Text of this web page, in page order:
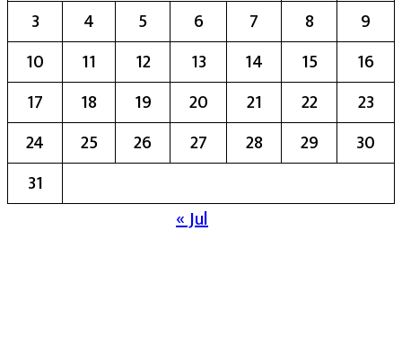
3
4 5 6 7 8
9
10
11 12 13 14 15
16
17
18 19 20 21 22
23
24
25 26 27 28 29
30
31
« Jul